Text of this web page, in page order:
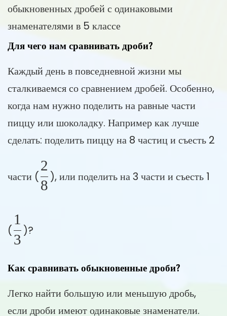
обыкновенных дробей с одинаковыми
знаменателями в 5 классе
Для чего нам сравнивать дроби?
Каждый день в повседневной жизни мы
сталкиваемся со сравнением дробей. Особенно,
когда нам нужно поделить на равные части
пиццу или шоколадку. Например как лучше
сделать: поделить пиццу на 8 частиц и съесть 2
части ( \frac{2}{8}
8
2
), или поделить на 3 части и съесть 1
( \frac{1}{3}
3
1
)?
Как сравнивать обыкновенные дроби?
Легко найти большую или меньшую дробь,
если дроби имеют одинаковые знаменатели.